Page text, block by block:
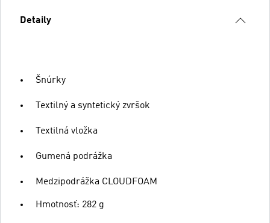
Detaily
Šnúrky
Textilný a syntetický zvršok
Textilná vložka
Gumená podrážka
Medzipodrážka CLOUDFOAM
Hmotnosť: 282 g